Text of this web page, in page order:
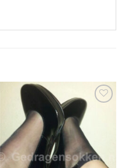
Aan
verlanglijst
toevoegen